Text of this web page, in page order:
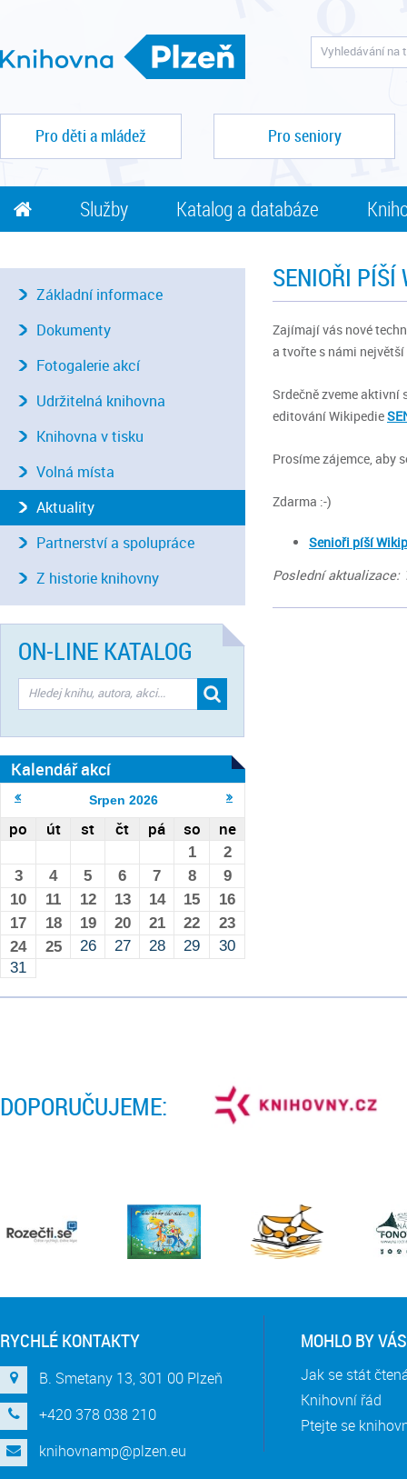
Pro děti a mládež Pro seniory
Služby Katalog a databáze
SENIOŘI
Zajímají vás nové
a tvořte s námi
Srdečně zveme aktivní
editování Wikipedie
Prosíme zájemce, aby
Zdarma :-)
Senioři píší
Poslední aktualizace:
Základní informace
Dokumenty
Fotogalerie akcí
Udržitelná knihovna
Knihovna v tisku
Volná místa
Aktuality
Partnerství a spolupráce
Z historie knihovny
ON-LINE KATALOG
Kalendář akcí
Srpen 2026
po út st čt pá so ne
1
2
3
4 5 6 7 8
9
10
11 12 13 14 15
16
17
18 19 20 21 22
23
24
25 26 27 28 29
30
31
DOPORUČUJEME:
RYCHLÉ KONTAKTY
B. Smetany 13, 301 00 Plzeň
+420 378 038 210
knihovnamp@plzen.eu
MOHLO BY
Jak se stát
Knihovní řád
Ptejte se